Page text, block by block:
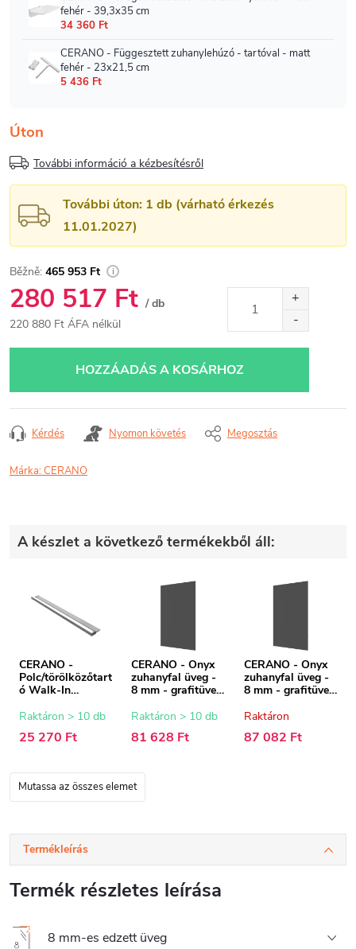
Úton
További információ a kézbesítésről
További úton: 1 db (várható érkezés
11.01.2027)
465 953 Ft
280 517 Ft / db
220 880 Ft ÁFA nélkül
HOZZÁADÁS A KOSÁRHOZ
Kérdés Nyomon követés Megosztás
Márka:CERANO
A készlet a következő termékekből áll:
CERANO -
Polc/törölközőtart
ó Walk-In
8-10 mm - króm -
Raktáron > 10 db
25 270 Ft
CERANO - Onyx
zuhanyfal üveg -
8 mm - grafitüveg
Raktáron > 10 db
81 628 Ft
CERANO - Onyx
zuhanyfal üveg -
8 mm - grafitüveg
Raktáron
87 082 Ft
Mutassa az összes elemet
Termékleírás
Termék részletes leírása
8 mm-es edzett üveg